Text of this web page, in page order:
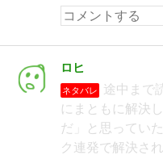
ロヒ
ネタバレ
途中まで
にまともに解決
だ」と思ってい
ク連発で解決さ